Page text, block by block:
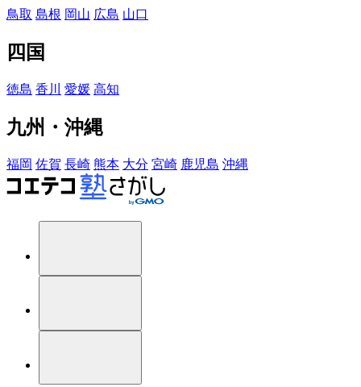
鳥取 島根 岡山 広島 山口
四国
徳島 香川 愛媛 高知
九州・沖縄
福岡 佐賀 長崎 熊本 大分 宮崎 鹿児島 沖縄